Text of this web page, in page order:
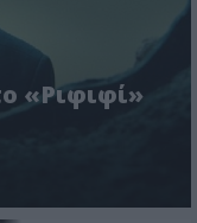
«Ριφιφί»